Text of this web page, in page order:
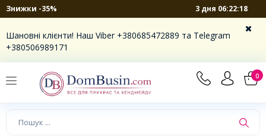
Знижки -35% 3 дня 06:22:18
Шановні клієнти! Наш Viber +380685472889 та Telegram
+380506989171
0